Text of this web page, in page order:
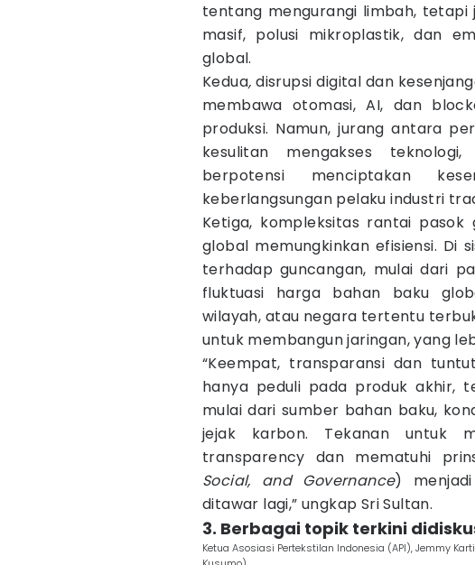
tentang mengurangi limbah, tetapi
masif, polusi mikroplastik, dan
global.
Kedua, disrupsi digital dan
membawa otomasi, AI, dan
produksi. Namun, jurang antara
kesulitan mengakses
berpotensi menciptakan
keberlangsungan pelaku industri
Ketiga, kompleksitas rantai
global memungkinkan efisiensi. Di
terhadap guncangan, mulai dari
fluktuasi harga bahan baku
wilayah, atau negara tertentu
untuk membangun jaringan, yang
“Keempat, transparansi dan
hanya peduli pada produk akhir,
mulai dari sumber bahan baku,
jejak karbon. Tekanan untuk
transparency dan mematuhi
Social, and Governance)
ditawar lagi,” ungkap Sri Sultan.
3. Berbagai topik terkini
Ketua Asosiasi Pertekstilan Indonesia (API), Jemmy